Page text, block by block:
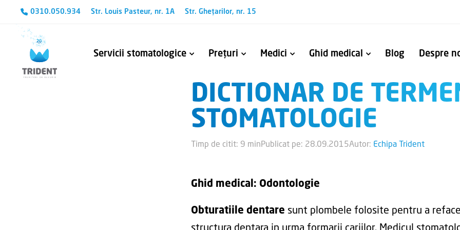
0310.050.934 Str. Louis Pasteur, nr. 1A Str. Ghețarilor, nr. 15
Servicii stomatologice Prețuri Medici Ghid medical Blog Despre
DICTIONAR DE
STOMATOLOGIE
Timp de citit: 9 minPublicat pe: 28.09.2015Autor: Echipa Trident
Ghid medical: Odontologie
Obturatiile dentare sunt plombele folosite pentru a